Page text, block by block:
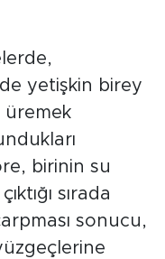
yetişkin birey
birinin su
sırada
sonucu,